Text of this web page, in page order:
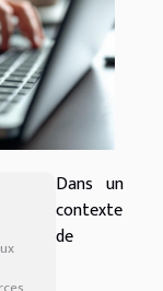
Dans un
contexte
de